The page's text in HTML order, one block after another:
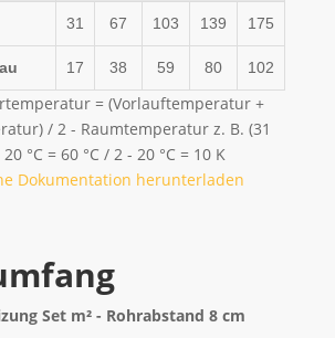
31 67 103 139 175
17 38 59 80 102
= (Vorlauftemperatur +
/ 2 - Raumtemperatur z. B. (31
°C = 60 °C / 2 - 20 °C = 10 K
Dokumentation herunterladen
Set m² - Rohrabstand 8 cm